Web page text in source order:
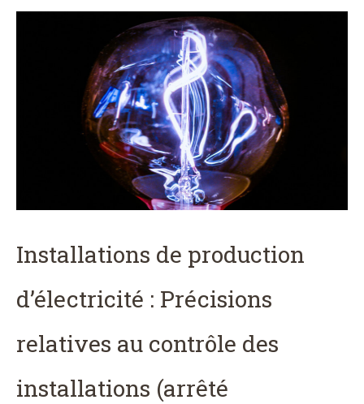
Installations de production
d’électricité : Précisions
relatives au contrôle des
installations (arrêté